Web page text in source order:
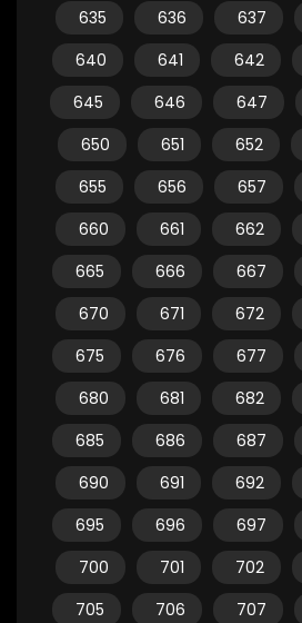
635
636 637
640
641 642
645
646 647
650
651 652
655
656 657
660
661 662
665
666 667
670
671 672
675
676 677
680
681 682
685
686 687
690
691 692
695
696 697
700
701 702
705
706 707